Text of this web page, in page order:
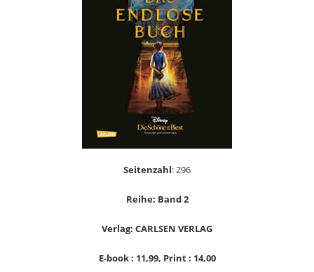
Seitenzahl: 296
Reihe: Band 2
Verlag: CARLSEN VERLAG
E-book : 11,99, Print : 14,00